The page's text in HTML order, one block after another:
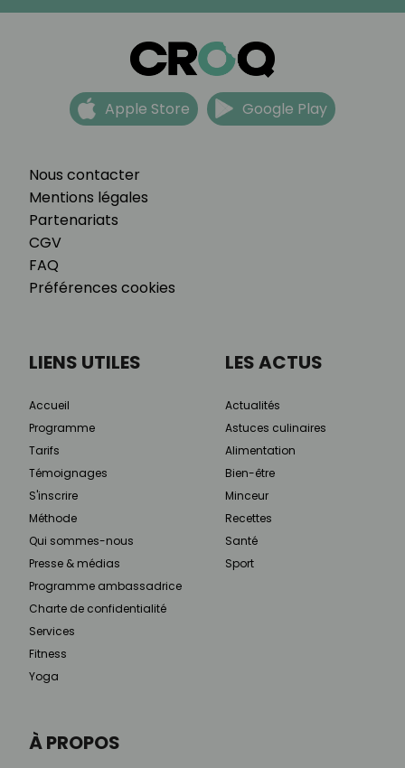
Nous contacter
Mentions légales
Partenariats
CGV
FAQ
Préférences cookies
Apple Store Google Play
À PROPOS
LIENS UTILES
Accueil
Programme
Tarifs
Témoignages
S'inscrire
Méthode
Qui sommes-nous
Presse & médias
Programme ambassadrice
Charte de confidentialité
Services
Fitness
Yoga
LES ACTUS
Actualités
Astuces culinaires
Alimentation
Bien-être
Minceur
Recettes
Santé
Sport